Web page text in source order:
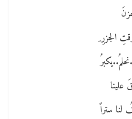
الجزرِ
علينا
لنا ستراً